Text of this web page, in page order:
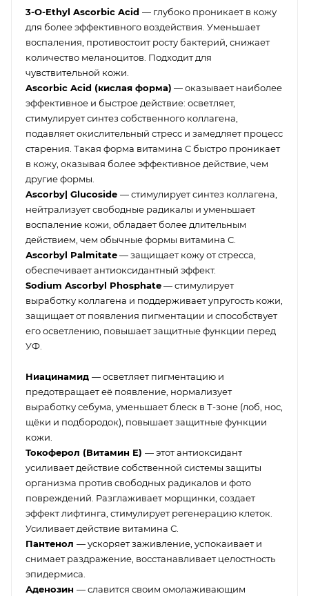
3-O-Ethyl Ascorbic Acid — глубоко проникает в кожу
для более эффективного воздействия. Уменьшает
воспаления, противостоит росту бактерий, снижает
количество меланоцитов. Подходит для
чувствительной кожи.
Ascorbic Acid (кислая форма) — оказывает наиболее
эффективное и быстрое действие: осветляет,
стимулирует синтез собственного коллагена,
подавляет окислительный стресс и замедляет процесс
старения. Такая форма витамина C быстро проникает
в кожу, оказывая более эффективное действие, чем
другие формы.
Ascorby| Glucoside — стимулирует синтез коллагена,
нейтрализует свободные радикалы и уменьшает
воспаление кожи, обладает более длительным
действием, чем обычные формы витамина С.
Аscorbyl Palmitate— защищает кожу от стресса,
обеспечивает антиоксидантный эффект.
Sodium Ascorbyl Phosphate— стимулирует
выработку коллагена и поддерживает упругость кожи,
защищает от появления пигментации и способствует
его осветлению, повышает защитные функции перед
УФ.
Ниацинамид — осветляет пигментацию и
предотвращает её появление, нормализует
выработку себума, уменьшает блеск в Т-зоне (лоб, нос,
щёки и подбородок), повышает защитные функции
кожи.
Токоферол (Витамин E) — этот антиоксидант
усиливает действие собственной системы защиты
организма против свободных радикалов и фото
повреждений. Разглаживает морщинки, создает
эффект лифтинга, стимулирует регенерацию клеток.
Усиливает действие витамина С.
Пантенол — ускоряет заживление, успокаивает и
снимает раздражение, восстанавливает целостность
эпидермиса.
Аденозин — славится своим омолаживающим